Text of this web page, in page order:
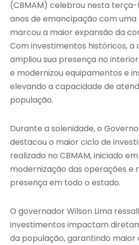
(CBMAM) celebrou nesta terça-
anos de emancipação com uma
marcou a maior expansão da
Com investimentos históricos, a
ampliou sua presença no
e modernizou equipamentos e
elevando a capacidade de
população.
Durante a solenidade, o
destacou o maior ciclo de
realizado no CBMAM, iniciado
modernização das operações e
presença em todo o estado.
O governador Wilson Lima
investimentos impactam
da população, garantindo maior